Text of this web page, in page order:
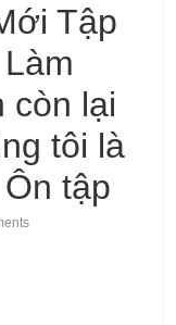
Tập
còn lại
tôi là
tập